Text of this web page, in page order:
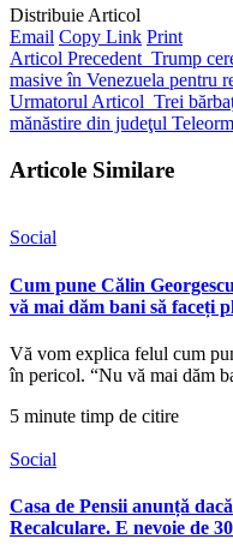
Distribuie Articol
Email Copy Link Print
Articol Precedent Trump
masive în Venezuela pentru
Urmatorul Articol Trei
mănăstire din judeţul
Articole Similare
Social
Cum pune Călin
vă mai dăm bani să faceți
Vă vom explica felul cum
în pericol. “Nu vă mai dăm
5 minute timp de citire
Social
Casa de Pensii anunță
Recalculare. E nevoie de